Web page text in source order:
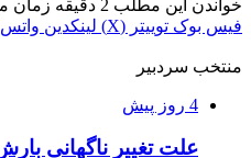
خواندن این مطلب 2 دقیقه زمان میبرد
فیس بوک توییتر (X) لینکدین
منتخب سردبیر
4 روز پیش
علت تغییر ناگهانی